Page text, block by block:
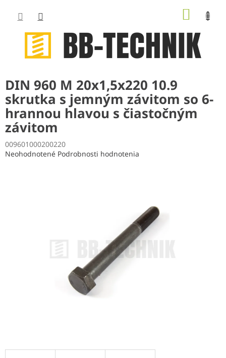
obsah
DIN 960 M 20x1,5x220 10.9
skrutka s jemným závitom so 6-
hrannou hlavou s čiastočným
závitom
009601000200220
Priemerné
Neohodnotené Podrobnosti hodnotenia